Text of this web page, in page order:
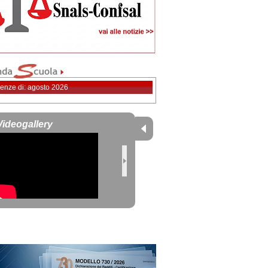
di: agosto 2026